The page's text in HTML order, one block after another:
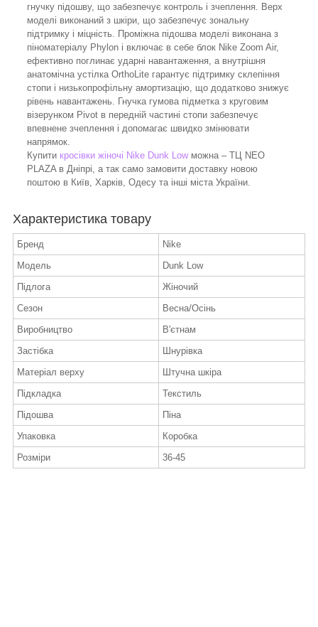
гнучку підошву, що забезпечує контроль і зчеплення. Верх
моделі виконаний з шкіри, що забезпечує зональну
підтримку і міцність. Проміжна підошва моделі виконана з
піноматеріалу Phylon і включає в себе блок Nike Zoom Air,
ефективно поглинає ударні навантаження, а внутрішня
анатомічна устілка OrthoLite гарантує підтримку склепіння
стопи і низькопрофільну амортизацію, що додатково знижує
рівень навантажень. Гнучка гумова підметка з круговим
візерунком Pivot в передній частині стопи забезпечує
впевнене зчеплення і допомагає швидко змінювати
напрямок.
Купити кросівки жіночі Nike Dunk Lowможна – ТЦ NEO
PLAZA в Дніпрі, а так само замовити доставку новою
поштою в Київ, Харків, Одесу та інші міста України.
Характеристика товару
Бренд
Nike
Модель
Dunk Low
Підлога
Жіночий
Сезон
Весна/Осінь
Виробництво
В'єтнам
Застібка
Шнурівка
Матеріал верху
Штучна шкіра
Підкладка
Текстиль
Підошва
Піна
Упаковка
Коробка
Розміри
36-45